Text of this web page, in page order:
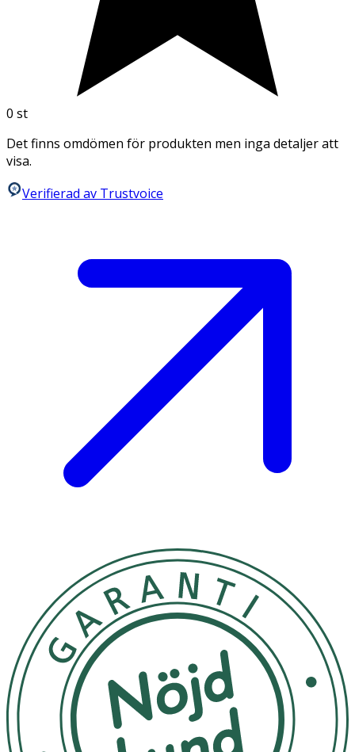
0 st
Det finns omdömen för produkten men inga detaljer att
visa.
Verifierad av Trustvoice